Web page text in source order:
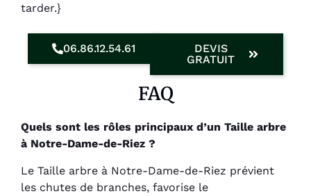
tarder.}
06.86.12.54.61
DEVIS
GRATUIT
FAQ
Quels sont les rôles principaux d’un Taille arbre
à Notre-Dame-de-Riez ?
Le Taille arbre à Notre-Dame-de-Riez prévient
les chutes de branches, favorise le